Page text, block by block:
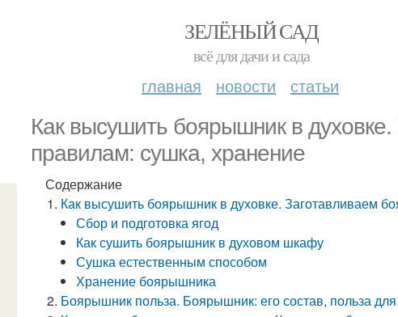
ЗЕЛЁНЫЙ САД
всё для дачи и сада
главная новости статьи
Как высушить боярышник в
правилам: сушка, хранение
Содержание
Как высушить боярышник в духовке. Заготавливаем
Сбор и подготовка ягод
Как сушить боярышник в духовом шкафу
Сушка естественным способом
Хранение боярышника
Боярышник польза. Боярышник: его состав, польза